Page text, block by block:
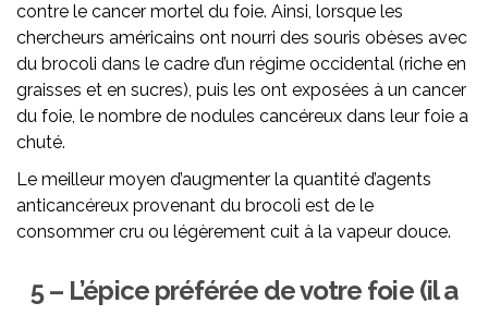
contre le cancer mortel du foie. Ainsi, lorsque les
chercheurs américains ont nourri des souris obèses avec
du brocoli dans le cadre d’un régime occidental (riche en
graisses et en sucres), puis les ont exposées à un cancer
du foie, le nombre de nodules cancéreux dans leur foie a
chuté.
Le meilleur moyen d’augmenter la quantité d’agents
anticancéreux provenant du brocoli est de le
consommer cru ou légèrement cuit à la vapeur douce.
5 – L’épice préférée de votre foie (il a